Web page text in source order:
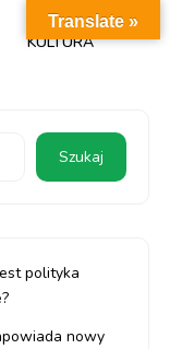
KULTURA
Szukaj
polityka
nowy
Translate »